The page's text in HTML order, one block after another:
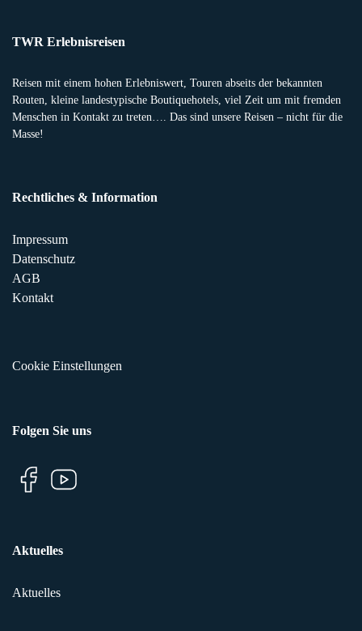
TWR Erlebnisreisen
Reisen mit einem hohen Erlebniswert, Touren abseits der bekannten
Routen, kleine landestypische Boutiquehotels, viel Zeit um mit fremden
Menschen in Kontakt zu treten…. Das sind unsere Reisen – nicht für die
Masse!
Rechtliches & Information
Impressum
Datenschutz
AGB
Kontakt
Cookie Einstellungen
Folgen Sie uns
Aktuelles
Aktuelles